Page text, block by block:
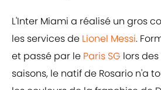
L'Inter Miami a réalisé un gros
les services de Lionel Messi.
et passé par le Paris SG lors
saisons, le natif de Rosario n'a